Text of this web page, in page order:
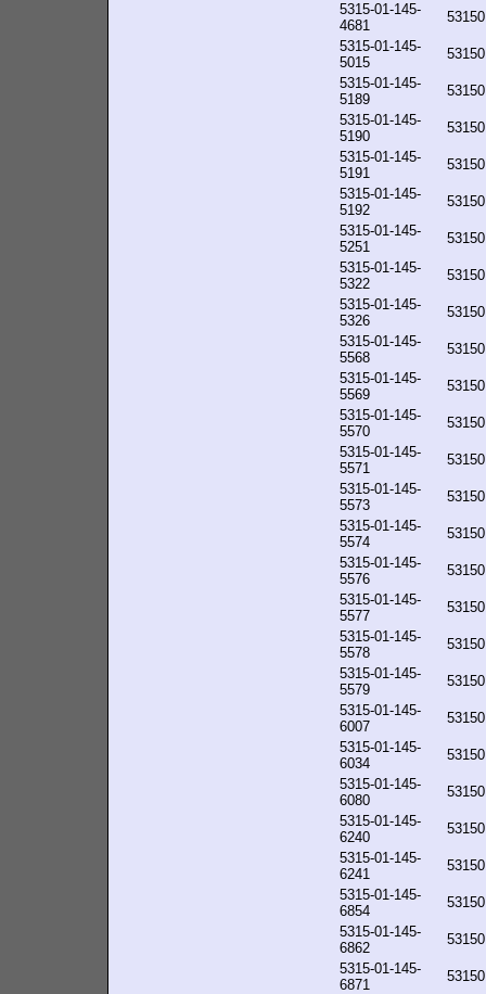
5315-01-145-
4681
5315-01-145-
5015
5315-01-145-
5189
5315-01-145-
5190
5315-01-145-
5191
5315-01-145-
5192
5315-01-145-
5251
5315-01-145-
5322
5315-01-145-
5326
5315-01-145-
5568
5315-01-145-
5569
5315-01-145-
5570
5315-01-145-
5571
5315-01-145-
5573
5315-01-145-
5574
5315-01-145-
5576
5315-01-145-
5577
5315-01-145-
5578
5315-01-145-
5579
5315-01-145-
6007
5315-01-145-
6034
5315-01-145-
6080
5315-01-145-
6240
5315-01-145-
6241
5315-01-145-
6854
5315-01-145-
6862
5315-01-145-
6871